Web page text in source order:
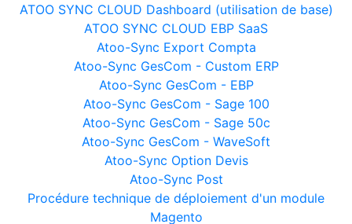
ATOO SYNC CLOUD Dashboard (utilisation de base)
ATOO SYNC CLOUD EBP SaaS
Atoo-Sync Export Compta
Atoo-Sync GesCom - Custom ERP
Atoo-Sync GesCom - EBP
Atoo-Sync GesCom - Sage 100
Atoo-Sync GesCom - Sage 50c
Atoo-Sync GesCom - WaveSoft
Atoo-Sync Option Devis
Atoo-Sync Post
Procédure technique de déploiement d'un module
Magento